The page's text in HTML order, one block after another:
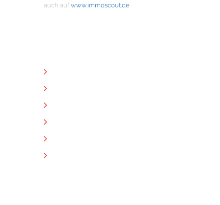
auch auf www.immoscout.de